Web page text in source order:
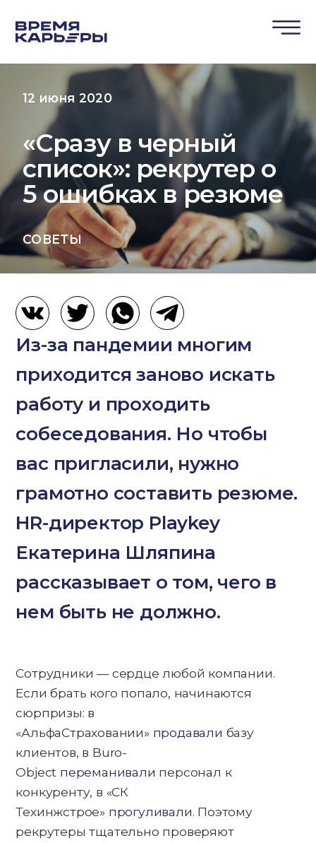
12 июня 2020
«Сразу в черный
список»: рекрутер о
5 ошибках в резюме
СОВЕТЫ
Из-за пандемии многим
приходится заново искать
работу и проходить
собеседования. Но чтобы
вас пригласили, нужно
грамотно составить резюме.
HR-директор Playkey
Екатерина Шляпина
рассказывает о том, чего в
нем быть не должно.
Сотрудники — сердце любой компании.
Если брать кого попало, начинаются
сюрпризы: в
«АльфаСтраховании» продавали базу
клиентов, в Buro-
Object переманивали персонал к
конкуренту, в «СК
Техинжстрое» прогуливали. Поэтому
рекрутеры тщательно проверяют